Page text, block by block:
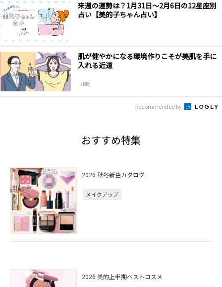
来週の運勢は？1月31日～2月6日の12星座別
占い【美的子ちゃん占い】
肌が健やかになる環境作りこそが美肌を手に
入れる近道
（PR）
Recommended by
おすすめ特集
2026 秋冬新色カタログ
メイクアップ
2026 美的上半期ベストコスメ